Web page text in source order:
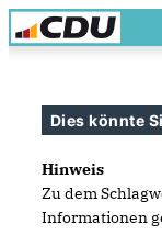
Dies könnte
Hinweis
Zu dem
Informationen